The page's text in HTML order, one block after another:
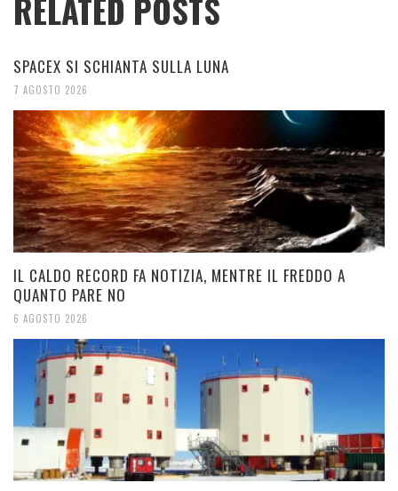
RELATED POSTS
SPACEX SI SCHIANTA SULLA LUNA
7 AGOSTO 2026
IL CALDO RECORD FA NOTIZIA, MENTRE IL FREDDO A
QUANTO PARE NO
6 AGOSTO 2026